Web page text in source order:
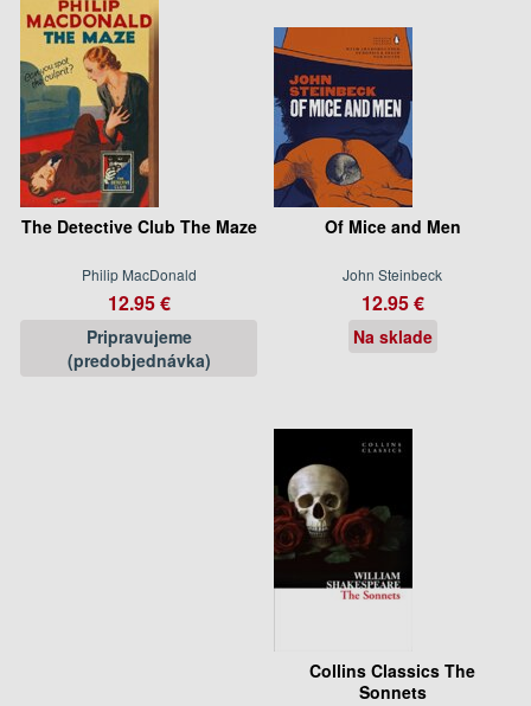
The Detective Club The Maze
Philip MacDonald
12.95 €
Pripravujeme
(predobjednávka)
Of Mice and Men
John Steinbeck
12.95 €
Na sklade
Collins Classics The
Sonnets